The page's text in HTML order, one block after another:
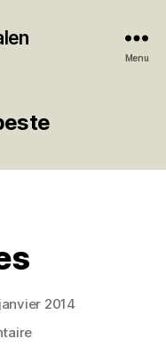
Menu
2014
sur